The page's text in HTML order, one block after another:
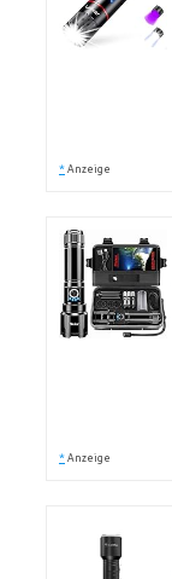
* Anzeige
* Anzeige